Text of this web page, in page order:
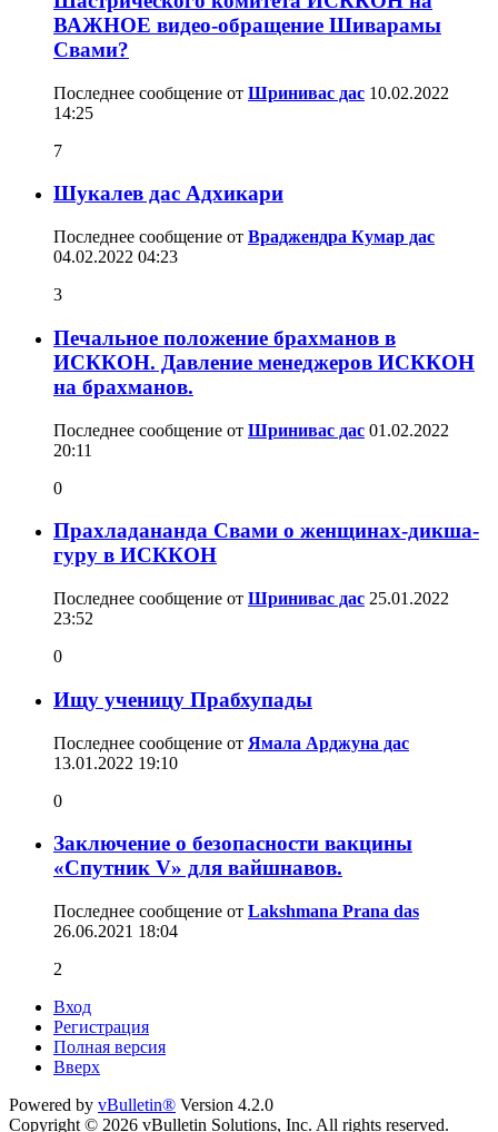
ВАЖНОЕ видео-обращение Шиварамы
Свами?
Последнее сообщение от Шринивас дас 10.02.2022
14:25
7
Шукалев дас Адхикари
Последнее сообщение от Враджендра Кумар дас
04.02.2022 04:23
3
Печальное положение брахманов в
ИСККОН. Давление менеджеров ИСККОН
на брахманов.
Последнее сообщение от Шринивас дас 01.02.2022
20:11
0
Прахладананда Свами о женщинах-дикша-
гуру в ИСККОН
Последнее сообщение от Шринивас дас 25.01.2022
23:52
0
Ищу ученицу Прабхупады
Последнее сообщение от Ямала Арджуна дас
13.01.2022 19:10
0
Заключение о безопасности вакцины
«Спутник V» для вайшнавов.
Последнее сообщение от Lakshmana Prana das
26.06.2021 18:04
2
Вход
Регистрация
Полная версия
Вверх
Powered by vBulletin® Version 4.2.0
Copyright © 2026 vBulletin Solutions, Inc. All rights reserved.